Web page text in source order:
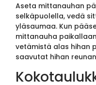
Aseta mittanauhan
selkäpuolella, vedä
yläsaumaa. Kun
mittanauha
vetämistä alas hihan
saavutat hihan